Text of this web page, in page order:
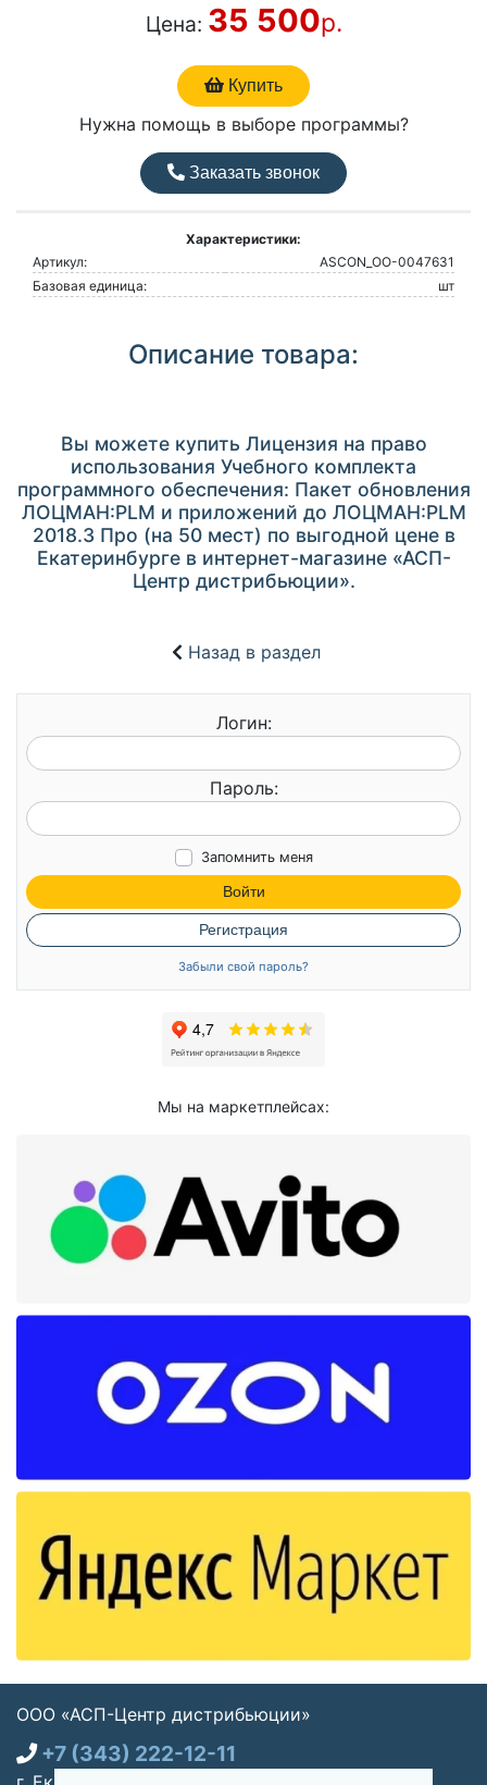
Цена: 35 500р.
Купить
Нужна помощь в выборе программы?
Заказать звонок
Характеристики:
Артикул:
ASCON_ОО-0047631
Базовая единица:
шт
Описание товара:
Вы можете купить Лицензия на право
использования Учебного комплекта
программного обеспечения: Пакет обновления
ЛОЦМАН:PLM и приложений до ЛОЦМАН:PLM
2018.3 Про (на 50 мест) по выгодной цене в
Екатеринбурге в интернет-магазине «АСП-
Центр дистрибьюции».
Назад в раздел
Логин:
Пароль:
Запомнить меня
Войти
Регистрация
Забыли свой пароль?
Мы на маркетплейсах:
ООО «АСП-Центр дистрибьюции»
+7 (343) 222-12-11